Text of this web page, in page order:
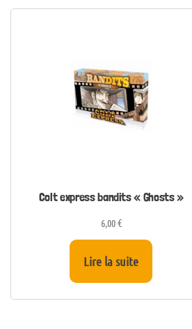
Colt express bandits « Ghosts »
6,00€
Lire la suite